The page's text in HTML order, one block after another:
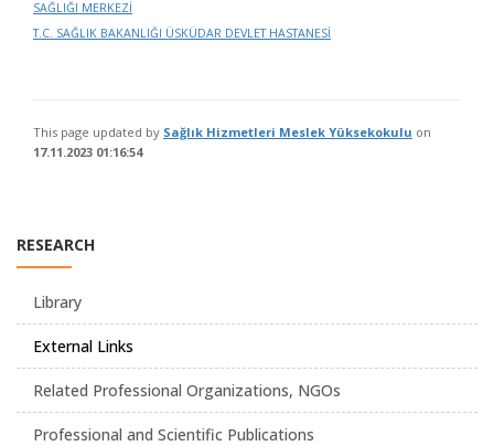
SAĞLIĞI MERKEZİ
T.C. SAĞLIK BAKANLIĞI ÜSKÜDAR DEVLET HASTANESİ
This page updated by Sağlık Hizmetleri Meslek Yüksekokulu on
17.11.2023 01:16:54
RESEARCH
Library
External Links
Related Professional Organizations, NGOs
Professional and Scientific Publications